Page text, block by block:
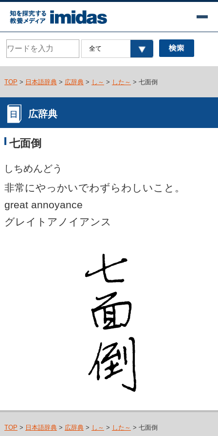
TOP > 日本語辞典> 広辞典> し～ > した～ > 七面倒
広辞典
七面倒
しちめんどう
非常にやっかいでわずらわしいこと。
great annoyance
グレイトアノイアンス
TOP > 日本語辞典> 広辞典> し～ > した～ > 七面倒